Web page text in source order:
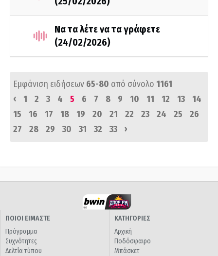
Να τα λέτε να τα γράφετε
(24/02/2026)
Εμφάνιση ειδήσεων 65-80 από σύνολο 1161
‹
1 2 3 4 5 6 7 8 9 10 11 12 13
14
15
16 17 18 19 20 21 22 23 24 25
26
27
28 29 30 31 32 33 ›
ΠΟΙΟΙ ΕΙΜΑΣΤΕ
Πρόγραμμα
Συχνότητες
Δελτία τύπου
ΚΑΤΗΓΟΡΙΕΣ
Αρχική
Ποδόσφαιρο
Μπάσκετ